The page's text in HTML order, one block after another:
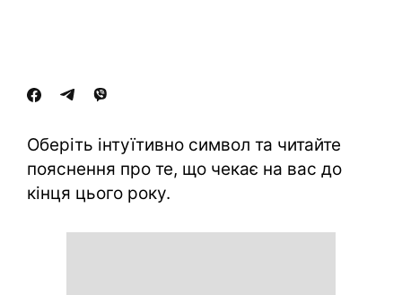
Оберіть інтуїтивно символ та читайте
пояснення про те, що чекає на вас до
кінця цього року.